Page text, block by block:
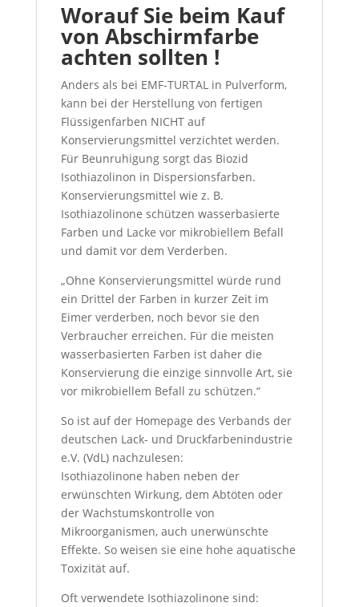
Worauf Sie beim Kauf
von Abschirmfarbe
achten sollten !
Anders als bei EMF-TURTAL in Pulverform,
kann bei der Herstellung von fertigen
Flüssigenfarben NICHT auf
Konservierungsmittel verzichtet werden.
Für Beunruhigung sorgt das Biozid
Isothiazolinon in Dispersionsfarben.
Konservierungsmittel wie z. B.
Isothiazolinone schützen wasserbasierte
Farben und Lacke vor mikrobiellem Befall
und damit vor dem Verderben.
„Ohne Konservierungsmittel würde rund
ein Drittel der Farben in kurzer Zeit im
Eimer verderben, noch bevor sie den
Verbraucher erreichen. Für die meisten
wasserbasierten Farben ist daher die
Konservierung die einzige sinnvolle Art, sie
vor mikrobiellem Befall zu schützen.“
So ist auf der Homepage des Verbands der
deutschen Lack- und Druckfarbenindustrie
e.V. (VdL) nachzulesen:
Isothiazolinone haben neben der
erwünschten Wirkung, dem Abtöten oder
der Wachstumskontrolle von
Mikroorganismen, auch unerwünschte
Effekte. So weisen sie eine hohe aquatische
Toxizität auf.
Oft verwendete Isothiazolinone sind: